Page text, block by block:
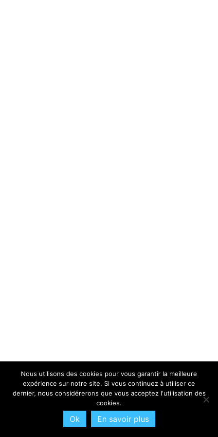
Nous utilisons des cookies pour vous garantir la meilleure
expérience sur notre site. Si vous continuez à utiliser ce
dernier, nous considérerons que vous acceptez l'utilisation des
cookies.
Ok En savoir plus